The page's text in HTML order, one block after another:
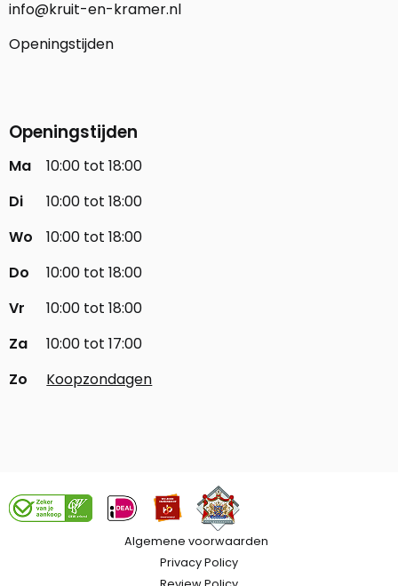
info@kruit-en-kramer.nl
Openingstijden
Openingstijden
Ma
10:00 tot 18:00
Di
10:00 tot 18:00
Wo
10:00 tot 18:00
Do
10:00 tot 18:00
Vr
10:00 tot 18:00
Za
10:00 tot 17:00
Zo
Koopzondagen
Algemene voorwaarden
Privacy Policy